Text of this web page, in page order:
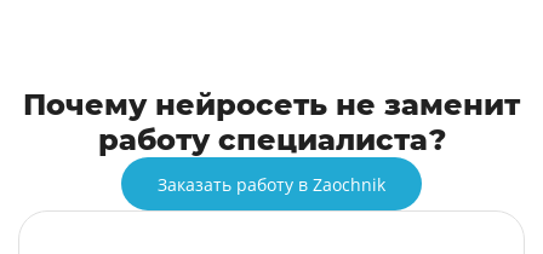
Почему нейросеть не заменит
работу специалиста?
Заказать работу в Zaochnik